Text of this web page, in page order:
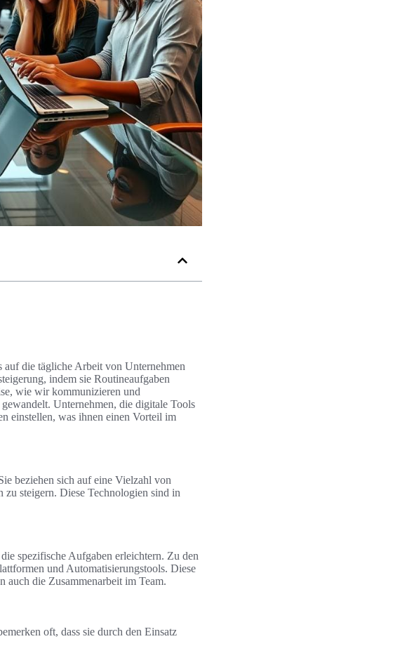
die tägliche Arbeit von Unternehmen
indem sie Routineaufgaben
wie wir kommunizieren und
Unternehmen, die digitale Tools
einstellen, was ihnen einen Vorteil im
beziehen sich auf eine Vielzahl von
steigern. Diese Technologien sind in
spezifische Aufgaben erleichtern. Zu den
und Automatisierungstools. Diese
auch die Zusammenarbeit im Team.
oft, dass sie durch den Einsatz